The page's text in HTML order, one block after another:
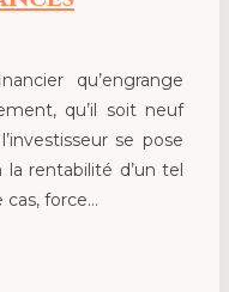
qu’engrange
qu’il soit neuf
se pose
rentabilité d’un tel
cas, force…